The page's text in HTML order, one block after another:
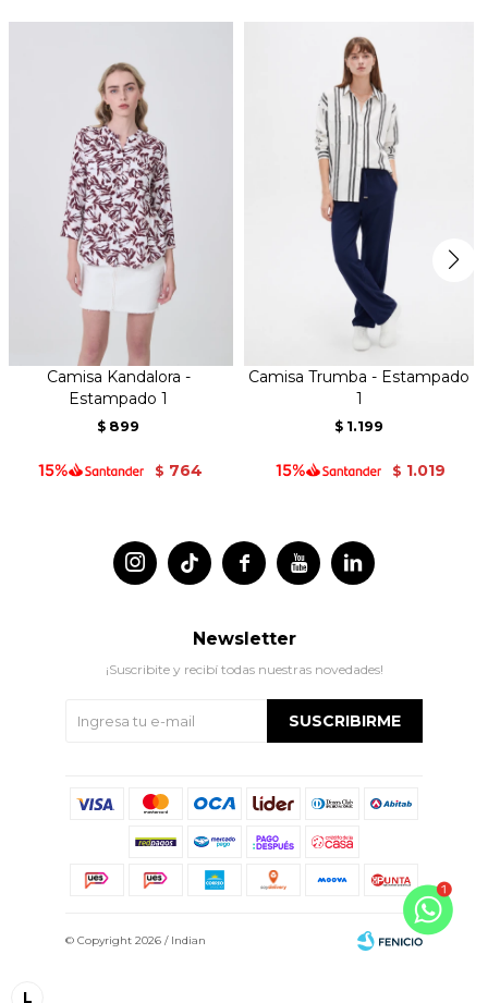
L
Camisa Kandalora -
Estampado 1
$ 899
$ 764
Camisa Trumba - Estampado
1
$ 1.199
$ 1.019
 
 
Newsletter
¡Suscribite y recibí todas nuestras novedades!
SUSCRIBIRME
© Copyright 2026 / Indian